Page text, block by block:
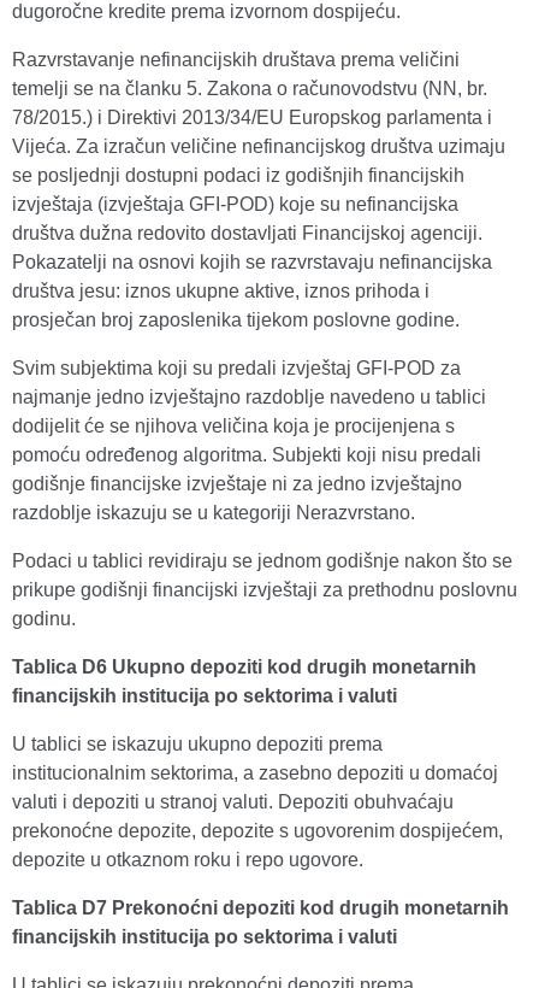
dugoročne kredite prema izvornom dospijeću.
Razvrstavanje nefinancijskih društava prema veličini
temelji se na članku 5. Zakona o računovodstvu (NN, br.
78/2015.) i Direktivi 2013/34/EU Europskog parlamenta i
Vijeća. Za izračun veličine nefinancijskog društva uzimaju
se posljednji dostupni podaci iz godišnjih financijskih
izvještaja (izvještaja GFI-POD) koje su nefinancijska
društva dužna redovito dostavljati Financijskoj agenciji.
Pokazatelji na osnovi kojih se razvrstavaju nefinancijska
društva jesu: iznos ukupne aktive, iznos prihoda i
prosječan broj zaposlenika tijekom poslovne godine.
Svim subjektima koji su predali izvještaj GFI-POD za
najmanje jedno izvještajno razdoblje navedeno u tablici
dodijelit će se njihova veličina koja je procijenjena s
pomoću određenog algoritma. Subjekti koji nisu predali
godišnje financijske izvještaje ni za jedno izvještajno
razdoblje iskazuju se u kategoriji Nerazvrstano.
Podaci u tablici revidiraju se jednom godišnje nakon što se
prikupe godišnji financijski izvještaji za prethodnu poslovnu
godinu.
Tablica D6 Ukupno depoziti kod drugih monetarnih
financijskih institucija po sektorima i valuti
U tablici se iskazuju ukupno depoziti prema
institucionalnim sektorima, a zasebno depoziti u domaćoj
valuti i depoziti u stranoj valuti. Depoziti obuhvaćaju
prekonoćne depozite, depozite s ugovorenim dospijećem,
depozite u otkaznom roku i repo ugovore.
Tablica D7 Prekonoćni depoziti kod drugih monetarnih
financijskih institucija po sektorima i valuti